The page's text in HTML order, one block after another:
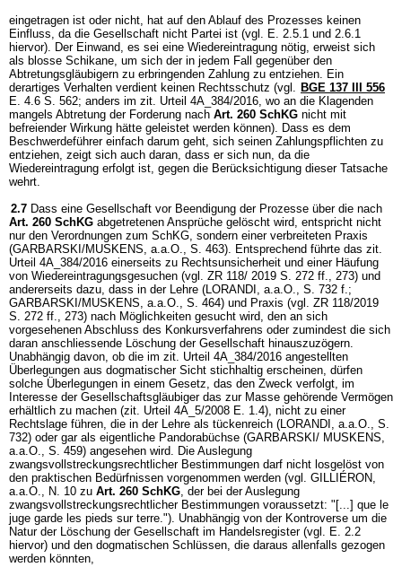
eingetragen ist oder nicht, hat auf den Ablauf des Prozesses keinen
Einfluss, da die Gesellschaft nicht Partei ist (vgl. E. 2.5.1 und 2.6.1
hiervor). Der Einwand, es sei eine Wiedereintragung nötig, erweist sich
als blosse Schikane, um sich der in jedem Fall gegenüber den
Abtretungsgläubigern zu erbringenden Zahlung zu entziehen. Ein
derartiges Verhalten verdient keinen Rechtsschutz (vgl. BGE 137 III 556
E. 4.6 S. 562; anders im zit. Urteil 4A_384/2016, wo an die Klagenden
mangels Abtretung der Forderung nach Art. 260 SchKG nicht mit
befreiender Wirkung hätte geleistet werden können). Dass es dem
Beschwerdeführer einfach darum geht, sich seinen Zahlungspflichten zu
entziehen, zeigt sich auch daran, dass er sich nun, da die
Wiedereintragung erfolgt ist, gegen die Berücksichtigung dieser Tatsache
wehrt.
2.7 Dass eine Gesellschaft vor Beendigung der Prozesse über die nach
Art. 260 SchKG abgetretenen Ansprüche gelöscht wird, entspricht nicht
nur den Verordnungen zum SchKG, sondern einer verbreiteten Praxis
(GARBARSKI/MUSKENS, a.a.O., S. 463). Entsprechend führte das zit.
Urteil 4A_384/2016 einerseits zu Rechtsunsicherheit und einer Häufung
von Wiedereintragungsgesuchen (vgl. ZR 118/ 2019 S. 272 ff., 273) und
andererseits dazu, dass in der Lehre (LORANDI, a.a.O., S. 732 f.;
GARBARSKI/MUSKENS, a.a.O., S. 464) und Praxis (vgl. ZR 118/2019
S. 272 ff., 273) nach Möglichkeiten gesucht wird, den an sich
vorgesehenen Abschluss des Konkursverfahrens oder zumindest die sich
daran anschliessende Löschung der Gesellschaft hinauszuzögern.
Unabhängig davon, ob die im zit. Urteil 4A_384/2016 angestellten
Überlegungen aus dogmatischer Sicht stichhaltig erscheinen, dürfen
solche Überlegungen in einem Gesetz, das den Zweck verfolgt, im
Interesse der Gesellschaftsgläubiger das zur Masse gehörende Vermögen
erhältlich zu machen (zit. Urteil 4A_5/2008 E. 1.4), nicht zu einer
Rechtslage führen, die in der Lehre als tückenreich (LORANDI, a.a.O., S.
732) oder gar als eigentliche Pandorabüchse (GARBARSKI/ MUSKENS,
a.a.O., S. 459) angesehen wird. Die Auslegung
zwangsvollstreckungsrechtlicher Bestimmungen darf nicht losgelöst von
den praktischen Bedürfnissen vorgenommen werden (vgl. GILLIÉRON,
a.a.O., N. 10 zu Art. 260 SchKG, der bei der Auslegung
zwangsvollstreckungsrechtlicher Bestimmungen voraussetzt: "[...] que le
juge garde les pieds sur terre."). Unabhängig von der Kontroverse um die
Natur der Löschung der Gesellschaft im Handelsregister (vgl. E. 2.2
hiervor) und den dogmatischen Schlüssen, die daraus allenfalls gezogen
werden könnten,